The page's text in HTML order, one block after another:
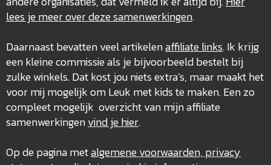
lees je meer over dezesamenwerkingen.
Daarnaast bevatten veel artikelenaffiliate links. Ik krijg
een kleine commissie als je bijvoorbeeld bestelt bij
zulke winkels. Dat kost jou niets extra’s, maar maakt het
voor mij mogelijk om Leuk met kids te maken. Een zo
compleet mogelijk overzicht van mijn affiliate
samenwerkingenvind je hier.
Op de pagina metalgemene voorwaarden, privacy